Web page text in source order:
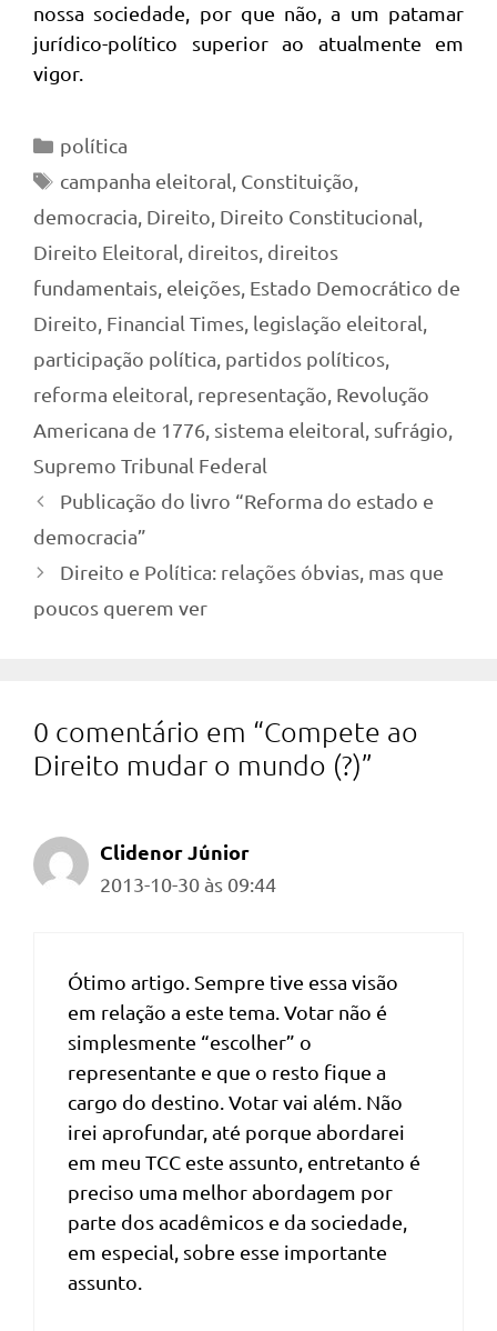
nossa sociedade, por que não, a um patamar
jurídico-político superior ao atualmente em
vigor.
Categorias
política
Tags
campanha eleitoral Constituição
democracia Direito Direito Constitucional
Direito Eleitoral direitos direitos
fundamentais eleições Estado Democrático de
Direito Financial Times legislação eleitoral
participação política partidos políticos
reforma eleitoral representação Revolução
Americana de 1776 sistema eleitoral sufrágio
Supremo Tribunal Federal
Publicação do livro “Reforma do estado e
democracia”
Direito e Política: relações óbvias, mas que
poucos querem ver
0 comentário em “Compete ao
Direito mudar o mundo (?)”
Clidenor Júnior
2013-10-30 às 09:44
Ótimo artigo. Sempre tive essa visão
em relação a este tema. Votar não é
simplesmente “escolher” o
representante e que o resto fique a
cargo do destino. Votar vai além. Não
irei aprofundar, até porque abordarei
em meu TCC este assunto, entretanto é
preciso uma melhor abordagem por
parte dos acadêmicos e da sociedade,
em especial, sobre esse importante
assunto.